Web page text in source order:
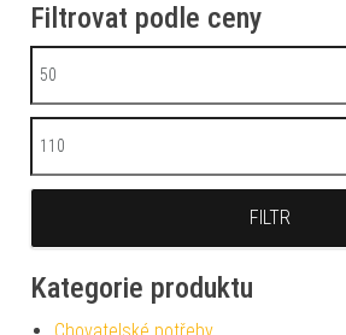
Filtrovat podle ceny
Minimální cena
Maximální cena
FILTR
Kategorie produktu